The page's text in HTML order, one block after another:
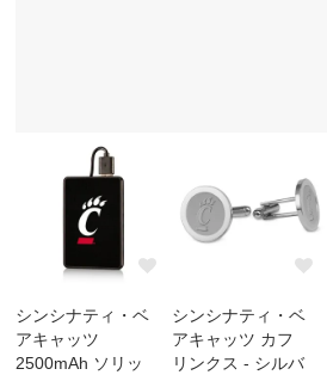
シンシナティ・ベ
アキャッツ
2500mAh ソリッ
シンシナティ・ベ
アキャッツ カフ
リンクス - シルバ